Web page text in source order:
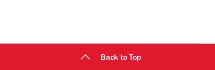
Back to Top